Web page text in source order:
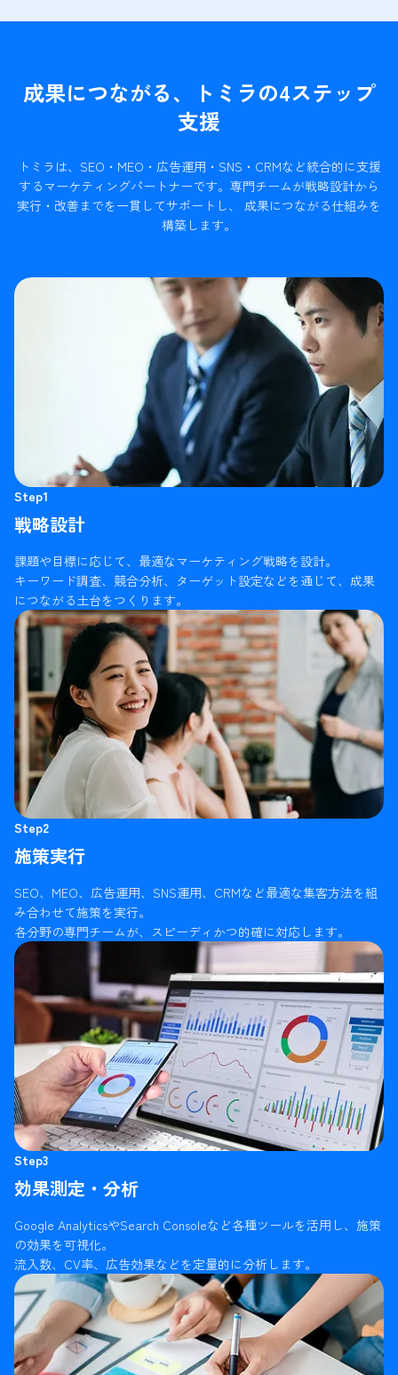
成果につながる、トミラの4ステップ
支援
トミラは、SEO・MEO・広告運用・SNS・CRMなど統合的に支援
するマーケティングパートナーです。 専門チームが戦略設計から
実行・改善までを一貫してサポートし、 成果につながる仕組みを
構築します。
Step1
戦略設計
課題や目標に応じて、最適なマーケティング戦略を設計。
キーワード調査、競合分析、ターゲット設定などを通じて、成果
につながる土台をつくります。
Step2
施策実行
SEO、MEO、広告運用、SNS運用、CRMなど最適な集客方法を組
み合わせて施策を実行。
各分野の専門チームが、スピーディかつ的確に対応します。
Step3
効果測定・分析
Google AnalyticsやSearch Consoleなど各種ツールを活用し、施策
の効果を可視化。
流入数、CV率、広告効果などを定量的に分析します。